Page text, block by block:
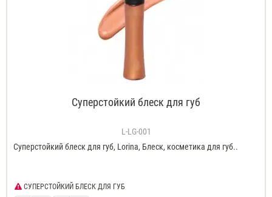
Суперстойкий блеск для губ
L-LG-001
Суперстойкий блеск для губ, Lorina, Блеск, косметика для губ..
СУПЕРСТОЙКИЙ БЛЕСК ДЛЯ ГУБ